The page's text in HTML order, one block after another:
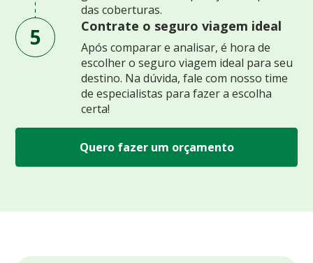
das coberturas.
5 Contrate o seguro viagem ideal
Após comparar e analisar, é hora de
escolher o seguro viagem ideal para seu
destino. Na dúvida, fale com nosso time
de especialistas para fazer a escolha
certa!
Quero fazer um orçamento